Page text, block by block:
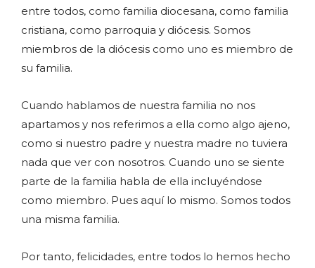
entre todos, como familia diocesana, como familia
cristiana, como parroquia y diócesis. Somos
miembros de la diócesis como uno es miembro de
su familia.
Cuando hablamos de nuestra familia no nos
apartamos y nos referimos a ella como algo ajeno,
como si nuestro padre y nuestra madre no tuviera
nada que ver con nosotros. Cuando uno se siente
parte de la familia habla de ella incluyéndose
como miembro. Pues aquí lo mismo. Somos todos
una misma familia.
Por tanto, felicidades, entre todos lo hemos hecho